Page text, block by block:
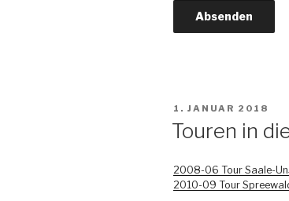
VERÖFFENTLICHT
1. JANUAR 2018
Touren in
2008-06 Tour Saale-
2010-09 Tour